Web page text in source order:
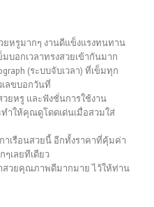
ยหรูมากๆ งานดีแข็งแรงทนทาน
บอกเวลาทรงสวยเข้ากันมาก
(ระบบจับเวลา) ที่เข็มทุก
ลขบอกวันที่
ยหรู และฟังชั่นการใช้งาน
ำให้คุณดูโดดเด่นเมื่อสวมใส่
เรือนสวยนี้ อีกทั้งราคาที่คุ้มค่า
เลยทีเดียว
สวยคุณภาพดีมากมาย ไว้ให้ท่าน